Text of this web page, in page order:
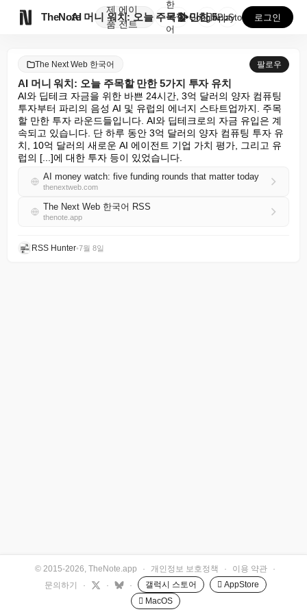
TheNote
제
품
에이
전트
AI 머니 워치: 오늘 주목할 만한 5가지 투자 유치
한
국
어
GooglePlay
AppStore 로그인
The Next Web 한국어 팔로우
AI 머니 워치: 오늘 주목할 만한 5가지 투자 유치
AI와 딥테크 자금을 위한 바쁜 24시간, 3억 달러의 양자 컴퓨팅
투자부터 파리의 음성 AI 및 유럽의 에너지 스타트업까지. 주목
할 만한 투자 라운드들입니다. AI와 딥테크로의 자금 유입은 계
속되고 있습니다. 단 하루 동안 3억 달러의 양자 컴퓨팅 투자 유
치, 10억 달러의 새로운 AI 에이전트 기업 가치 평가, 그리고 유
럽의 [...]에 대한 투자 등이 있었습니다.
AI money watch: five funding rounds that matter today
thenextweb.com
The Next Web 한국어 RSS
thenote.app
RSS Hunter•7월 8일
© 2015-2026, TheNote.app · 개인정보 보호정책 · 이용 약관
·
문의하기
· · · 갤럭시 스토어
 AppStore
 MacOS